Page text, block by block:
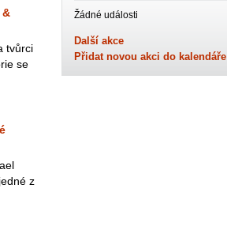
&
tvůrci
se
z
Žádné události
Další akce
Přidat novou akci do kalendáře